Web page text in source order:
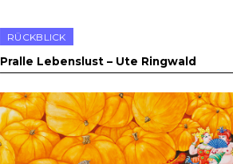
RÜCKBLICK
Pralle Lebenslust – Ute Ringwald